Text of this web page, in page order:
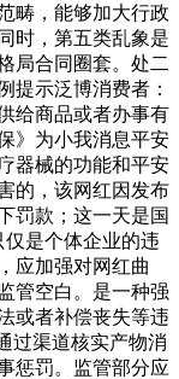
畴，能够加大行政
时，第五类乱象是
局合同圈套。处二
提示泛博消费者：
给商品或者办事有
》为小我消息平安
器械的功能和平安
的，该网红因发布
罚款；这一天是国
仅是个体企业的违
应加强对网红曲
管空白。是一种强
或者补偿丧失等违
过渠道核实产物消
惩罚。监管部分应